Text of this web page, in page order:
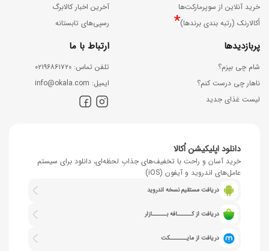
خرید آنلاین از سوپرمارکت‌ها
اُکالارنک (رتبه بندی برندها)*
آخرین اخبار کالابرگ
رسپی‌های تابستانه
پربازدیدها
شام چی بپزم؟
ناهار چی درست کنم؟
لیست غذای جدید
ارتباط با ما
ﺗﻠﻔﻦ ﺗﻤﺎس: ۰۲۱۹۶۸۶۱۷۲۰
اﯾﻤﯿﻞ: info@okala.com
دانلود اپلیکیشن اُکالا
خرید آسان و راحت با تخفیف‌های جذابِ لحظه‌ای، دانلود برای سیستم
عامل‌های اندروید و آیفون (iOS)
دریافت مستقیم نسخه اندروید
دریافت از کــــــافه بــــــازار
دریافت از مایـــــــکت